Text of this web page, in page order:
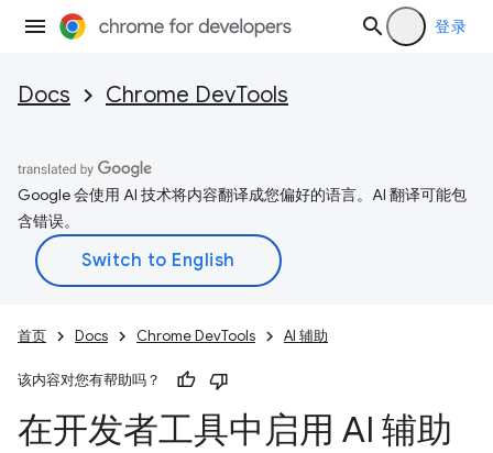
登录
Docs Chrome DevTools
Google 会使用 AI 技术将内容翻译成您偏好的语言。AI 翻译可能包
含错误。
首页 Docs Chrome DevTools AI 辅助
该内容对您有帮助吗？
在开发者工具中启用 AI 辅助